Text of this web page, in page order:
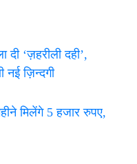
‘ज़हरीली दही’,
ज़िन्दगी
मिलेंगे 5 हजार रुपए,